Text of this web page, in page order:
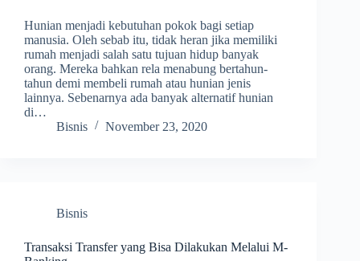
Hunian menjadi kebutuhan pokok bagi setiap
manusia. Oleh sebab itu, tidak heran jika memiliki
rumah menjadi salah satu tujuan hidup banyak
orang. Mereka bahkan rela menabung bertahun-
tahun demi membeli rumah atau hunian jenis
lainnya. Sebenarnya ada banyak alternatif hunian
di…
Bisnis
November 23, 2020
Bisnis
Transaksi Transfer yang Bisa Dilakukan Melalui M-